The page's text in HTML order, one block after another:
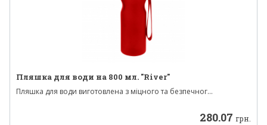
Пляшка для води на 800 мл. "River"
Пляшка для води виготовлена з міцного та безпечног...
280.07 грн.